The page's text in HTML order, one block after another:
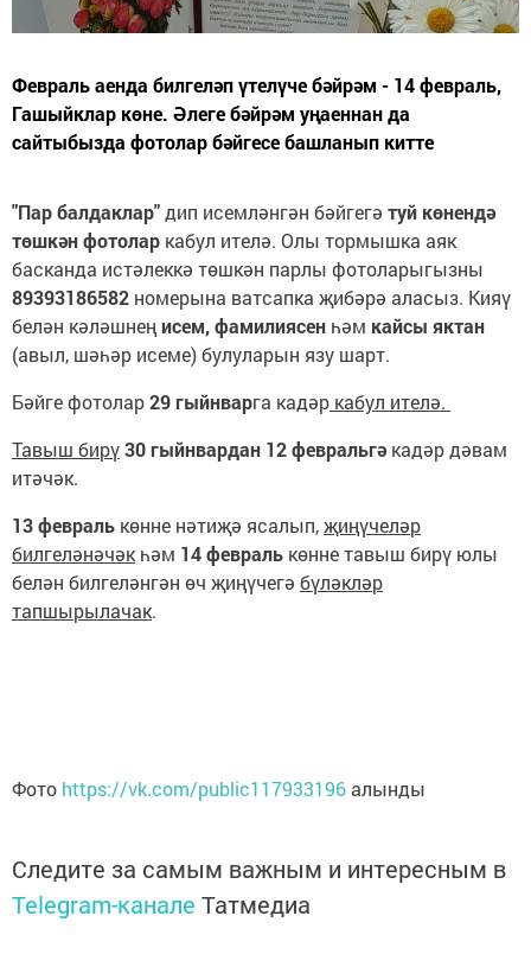
Февраль аенда билгеләп үтелүче бәйрәм - 14 февраль,
Гашыйклар көне. Әлеге бәйрәм уңаеннан да
сайтыбызда фотолар бәйгесе башланып китте
"Пар балдаклар"дип исемләнгән бәйгегә туй көнендә
төшкән фотолар кабул ителә. Олы тормышка аяк
басканда истәлеккә төшкән парлы фотоларыгызны
89393186582 номерына ватсапка җибәрә аласыз. Кияү
белән кәләшнең исем, фамилиясен һәм кайсы яктан
(авыл, шәһәр исеме) булуларын язу шарт.
Бәйге фотолар29 гыйнварга кадәр кабул ителә.
Тавыш бирү30 гыйнвардан 12 февральгәкадәр дәвам
итәчәк.
13 февраль көнне нәтиҗә ясалып,җиңүчеләр
билгеләнәчәк һәм 14 февраль көнне тавыш бирү юлы
белән билгеләнгән өч җиңүчегә бүләкләр
тапшырылачак.
Фото https://vk.com/public117933196алынды
Следите за самым важным и интересным в
Telegram-канале Татмедиа